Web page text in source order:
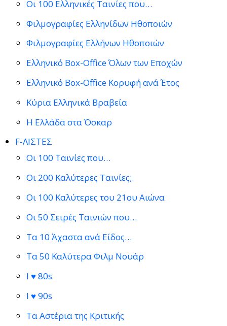
Οι 100 Ελληνικές Ταινίες που…
Φιλμογραφίες Ελληνίδων Ηθοποιών
Φιλμογραφίες Ελλήνων Ηθοποιών
Ελληνικό Box-Office Όλων των Εποχών
Ελληνικό Box-Office Κορυφή ανά Έτος
Κύρια Ελληνικά Βραβεία
Η Ελλάδα στα Όσκαρ
F-ΛΙΣΤΕΣ
Οι 100 Ταινίες που…
Οι 200 Καλύτερες Ταινίες;.
Οι 100 Καλύτερες του 21ου Αιώνα
Οι 50 Σειρές Ταινιών που…
Τα 10 Άχαστα ανά Είδος…
Τα 50 Καλύτερα Φιλμ Νουάρ
I ♥ 80s
I ♥ 90s
Τα Αστέρια της Κριτικής